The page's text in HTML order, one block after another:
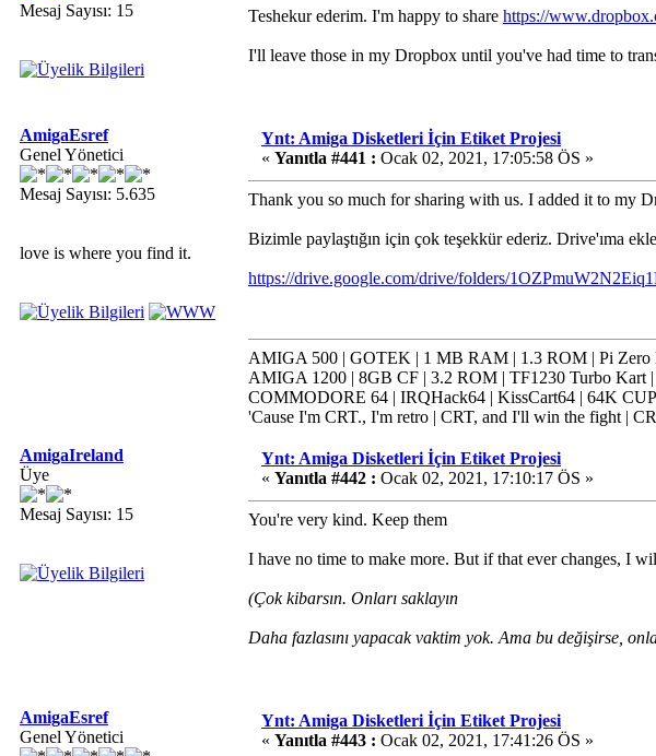
Mesaj Sayısı: 15 Teshekur ederim. I'm happy to share https://
I'll leave those in my Dropbox until you've had time to
AmigaEsref
Genel Yönetici
Mesaj Sayısı: 5.635
love is where you find it.
Ynt: Amiga Disketleri İçin Etiket Projesi
« Yanıtla #441 : Ocak 02, 2021, 17:05:58 ÖS »
Thank you so much for sharing with us. I added it to my
Bizimle paylaştığın için çok teşekkür ederiz. Drive'ıma
https://drive.google.com/drive/folders/
AMIGA 500 | GOTEK | 1 MB RAM | 1.3 ROM | Pi
AMIGA 1200 | 8GB CF | 3.2 ROM | TF1230 Turbo Kart
COMMODORE 64 | IRQHack64 | KissCart64 | 64K
'Cause I'm CRT., I'm retro | CRT, and I'll win the fight |
AmigaIreland
Üye
Mesaj Sayısı: 15
Ynt: Amiga Disketleri İçin Etiket Projesi
« Yanıtla #442 : Ocak 02, 2021, 17:10:17 ÖS »
You're very kind. Keep them
I have no time to make more. But if that ever changes, I
(Çok kibarsın. Onları saklayın
Daha fazlasını yapacak vaktim yok. Ama bu değişirse,
AmigaEsref
Genel Yönetici
Ynt: Amiga Disketleri İçin Etiket Projesi
« Yanıtla #443 : Ocak 02, 2021, 17:41:26 ÖS »